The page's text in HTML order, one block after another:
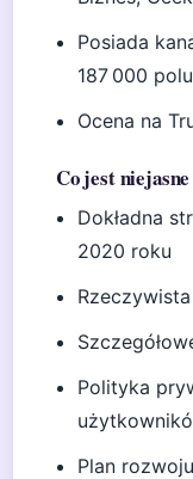
Posiada
187 000
Ocena na
Co jest niejasne
Dokładna
2020 roku
Polityka
Plan